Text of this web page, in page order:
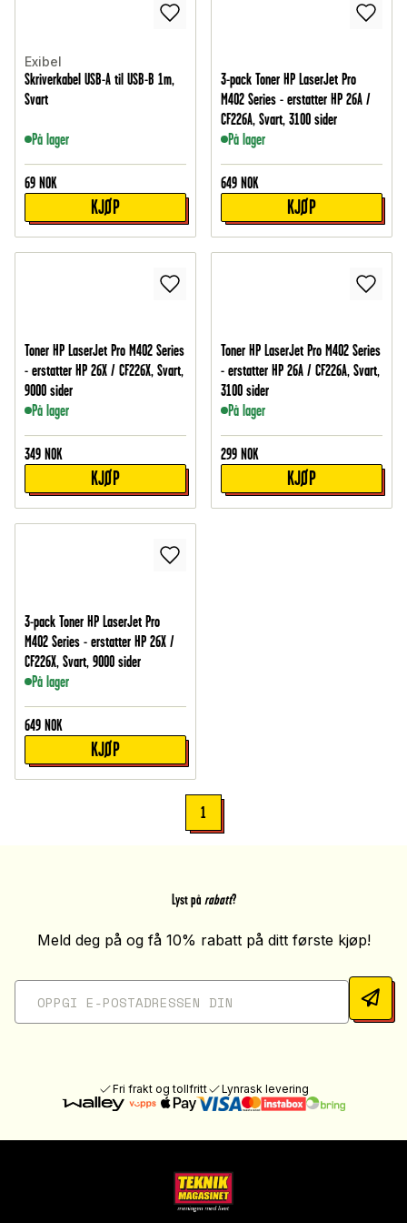
Exibel
Skriverkabel USB-A til USB-B 1m,
Svart
På lager
69 NOK
KJØP
3-pack Toner HP LaserJet Pro
M402 Series - erstatter HP 26A /
CF226A, Svart, 3100 sider
På lager
649 NOK
KJØP
Toner HP LaserJet Pro M402 Series
- erstatter HP 26X / CF226X, Svart,
9000 sider
På lager
349 NOK
KJØP
Toner HP LaserJet Pro M402 Series
- erstatter HP 26A / CF226A, Svart,
3100 sider
På lager
299 NOK
KJØP
3-pack Toner HP LaserJet Pro
M402 Series - erstatter HP 26X /
CF226X, Svart, 9000 sider
På lager
649 NOK
KJØP
1
Lyst på rabatt?
Meld deg på og få 10% rabatt på ditt første kjøp!
Fri frakt og tollfritt Lynrask levering